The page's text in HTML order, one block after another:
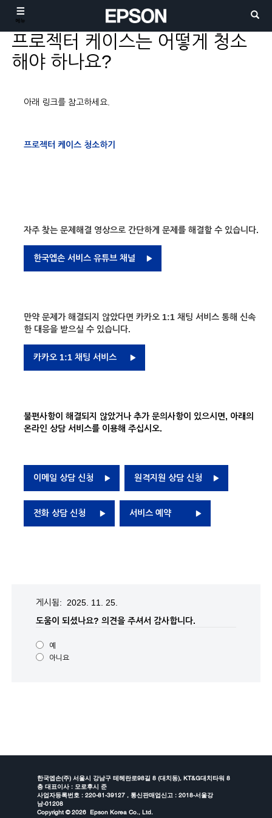
메뉴
프로젝터 케이스는 어떻게 청소
해야 하나요?
아래 링크를 참고하세요.
프로젝터 케이스 청소하기
자주 찾는 문제해결 영상으로 간단하게 문제를 해결할 수 있습니다.
한국엡손 서비스 유튜브 채널
만약 문제가 해결되지 않았다면 카카오 1:1 채팅 서비스 통해 신속
한 대응을 받으실 수 있습니다.
카카오 1:1 채팅 서비스
불편사항이 해결되지 않았거나 추가 문의사항이 있으시면, 아래의
온라인 상담 서비스를 이용해 주십시오.
이메일 상담 신청 원격지원 상담 신청
전화 상담 신청 서비스 예약
게시됨: 2025. 11. 25.
도움이 되셨나요? 의견을 주셔서 감사합니다.
예
아니요
한국엡손(주) 서울시 강남구 테헤란로98길 8 (대치동), KT&G대치타워 8
층 대표이사 : 모로후시 준
사업자등록번호 : 220-81-39127 , 통신판매업신고 : 2018-서울강
남-01208
Copyright ©2026 Epson Korea Co., Ltd.